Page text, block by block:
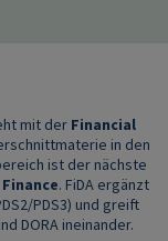
mit der Financial
in den
ist der nächste
. FiDA ergänzt
PDS3) und greift
DORA ineinander.